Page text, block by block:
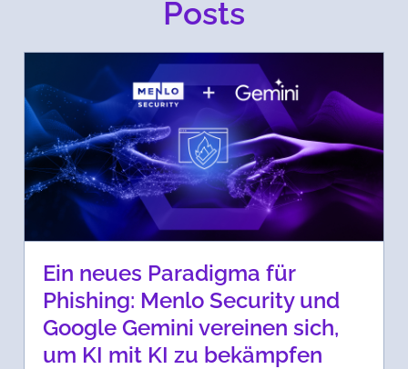
Posts
Ein neues Paradigma für
Phishing: Menlo Security und
Google Gemini vereinen sich,
um KI mit KI zu bekämpfen